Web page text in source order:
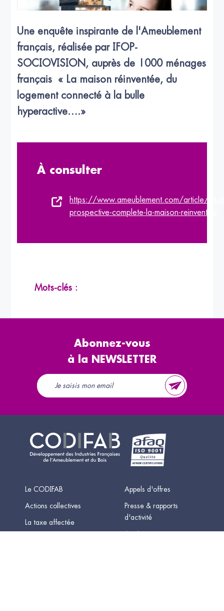
Une enquête inspirante de l'Ameublement
français, réalisée par IFOP-
SOCIOVISION, auprès de 1000 ménages
français « La maison réinventée, du
logement connecté à la bulle
hyperactive….»
À consulter
https://www.ameublement.com/article/
prospective-complete-la-maison-reinventee-
Mots-clés :
Abonnez-vous
à la NEWSLETTER
Le CODIFAB
Actions collectives
La taxe affectée
Appels d'offres
Presse & rapports
d'activité
Accès partenaires